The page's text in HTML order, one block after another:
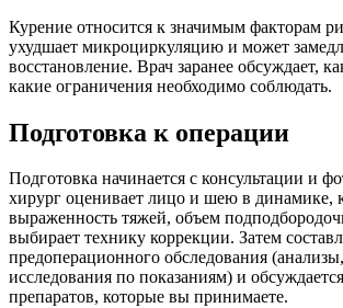
Курение относится к значимым факторам
ухудшает микроциркуляцию и может
восстановление. Врач заранее обсуждает,
какие ограничения необходимо соблюдать.
Подготовка к операции
Подготовка начинается с консультации и
хирург оценивает лицо и шею в динамике,
выраженность тяжей, объем
выбирает технику коррекции. Затем
предоперационного обследования
исследования по показаниям) и
препаратов, которые вы принимаете.